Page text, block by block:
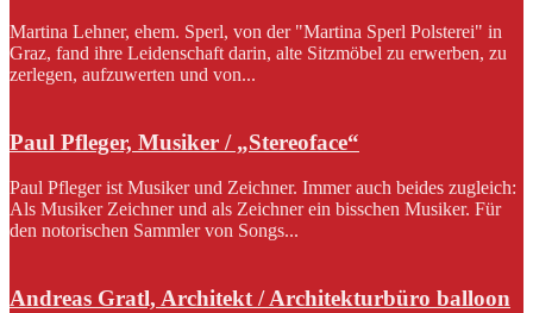
Martina Lehner, ehem. Sperl, von der "Martina Sperl Polsterei" in
Graz, fand ihre Leidenschaft darin, alte Sitzmöbel zu erwerben, zu
zerlegen, aufzuwerten und von...
Paul Pfleger, Musiker / „Stereoface“
Paul Pfleger ist Musiker und Zeichner. Immer auch beides zugleich:
Als Musiker Zeichner und als Zeichner ein bisschen Musiker. Für
den notorischen Sammler von Songs...
Andreas Gratl, Architekt / Architekturbüro balloon